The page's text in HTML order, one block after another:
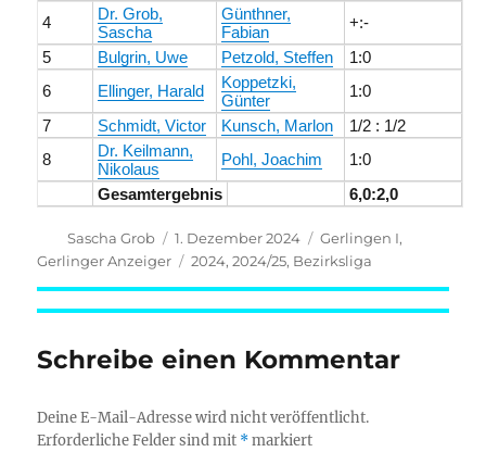
4
Dr. Grob,
Sascha
Günthner,
Fabian
+:-
5
Bulgrin, Uwe Petzold, Steffen
1:0
6
Ellinger, Harald
Koppetzki,
Günter
1:0
7
Schmidt, Victor Kunsch, Marlon
1/2 : 1/2
8
Dr. Keilmann,
Nikolaus
Pohl, Joachim
1:0
Gesamtergebnis
6,0:2,0
Autor
Sascha Grob
Veröffentlicht
am
1. Dezember 2024 Kategorien
Gerlingen I,
Gerlinger Anzeiger
Schlagwörter
2024,2024/25, Bezirksliga
Schreibe einen Kommentar
Deine E-Mail-Adresse wird nicht veröffentlicht.
Erforderliche Felder sind mit *markiert